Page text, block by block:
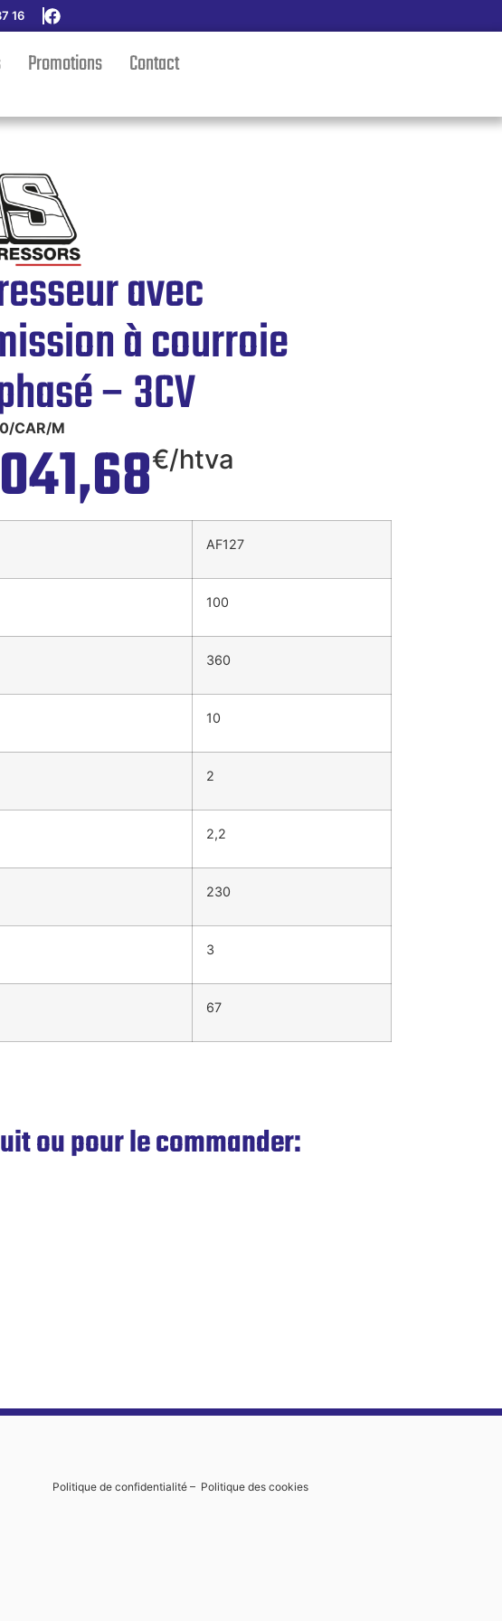
16
Promotions Contact
avec
à courroie
– 3CV
CAR/M
,68€/htva
AF127
100
360
10
2
2,2
230
3
67
ou pour le commander:
Politique de confidentialité– Politique des cookies